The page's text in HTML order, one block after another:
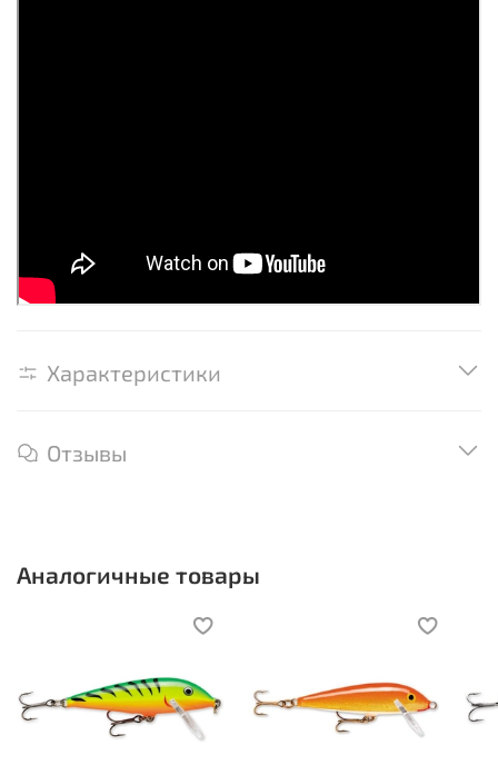
Характеристики
Отзывы
Аналогичные товары